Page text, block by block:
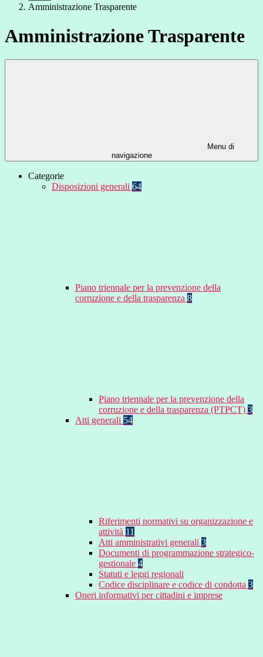
Amministrazione Trasparente
Amministrazione Trasparente
Menu di
navigazione
Categorie
Disposizioni generali 64
Piano triennale per la prevenzione della
corruzione e della trasparenza 8
Piano triennale per la prevenzione della
corruzione e della trasparenza (PTPCT) 3
Atti generali 54
Riferimenti normativi su organizzazione e
attività 11
Atti amministrativi generali 3
Documenti di programmazione strategico-
gestionale 4
Statuti e leggi regionali
Codice disciplinare e codice di condotta 3
Oneri informativi per cittadini e imprese